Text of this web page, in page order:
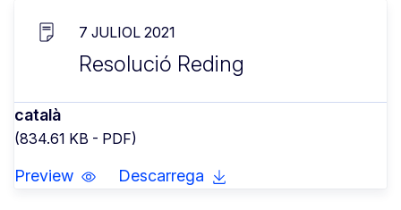
7 JULIOL 2021
Resolució Reding
català
(834.61 KB - PDF)
Preview Descarrega